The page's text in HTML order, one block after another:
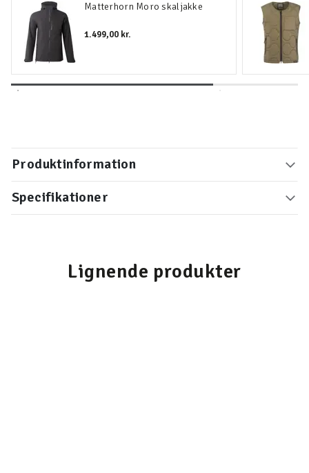
Matterhorn Moro skaljakke
1.499,00 kr.
Produktinformation
Specifikationer
Lignende produkter